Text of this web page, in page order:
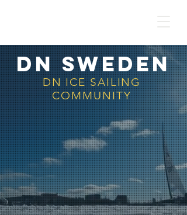
DN SWEDEN
DN ICE SAILING
COMMUNITY